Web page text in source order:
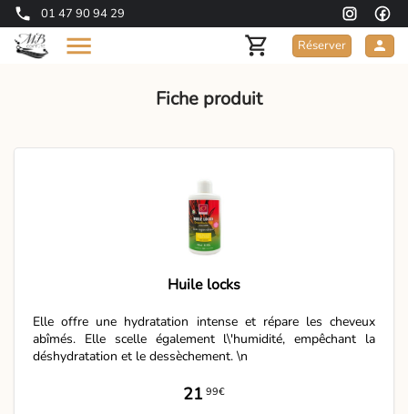
01 47 90 94 29
Réserver
Fiche produit
Huile locks
Elle offre une hydratation intense et répare les cheveux
abîmés. Elle scelle également l\'humidité, empêchant la
déshydratation et le dessèchement. \n
21 99€